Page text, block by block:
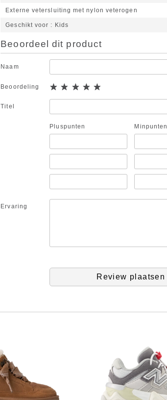
Externe vetersluiting met nylon veterogen
Geschikt voor Kids
Beoordeel dit product
Naam
Beoordeling
Titel
Pluspunten Minpunten
Ervaring
Review plaatsen